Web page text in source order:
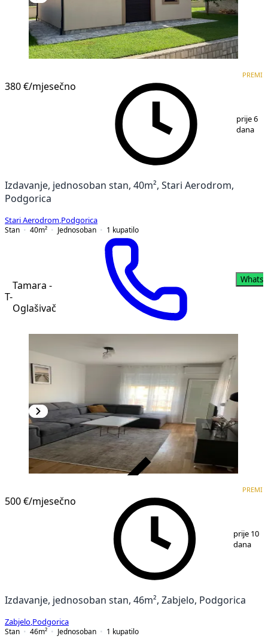
380 €/mjesečno
prije 6
dana
Izdavanje, jednosoban stan, 40m², Stari Aerodrom,
Podgorica
Stari Aerodrom Podgorica
Stan
40m² Jednosoban 1 kupatilo
T-
Tamara -
Oglašivač
500 €/mjesečno
prije 10
dana
Izdavanje, jednosoban stan, 46m², Zabjelo, Podgorica
Zabjelo Podgorica
Stan
46m² Jednosoban 1 kupatilo